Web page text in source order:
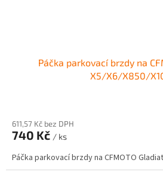
Páčka parkovací brzdy na
X5/X6/X850/
611,57 Kč bez DPH
740 Kč / ks
Páčka parkovací brzdy na CFMOTO